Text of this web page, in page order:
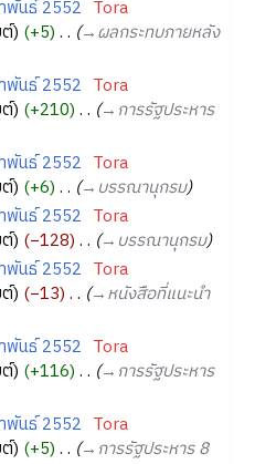
พันธ์ 2552 Tora
+5 ‎
→‎ผลกระทบภายหลัง
พันธ์ 2552 Tora
+210 ‎
→‎การรัฐประหาร
พันธ์ 2552 Tora
+6 ‎
→‎บรรณานุกรม
พันธ์ 2552 Tora
−128 ‎
→‎บรรณานุกรม
พันธ์ 2552 Tora
−13 ‎
→‎หนังสือที่แนะนำ
พันธ์ 2552 Tora
+116 ‎
→‎การรัฐประหาร
พันธ์ 2552 Tora
+5 ‎
→‎การรัฐประหาร 8